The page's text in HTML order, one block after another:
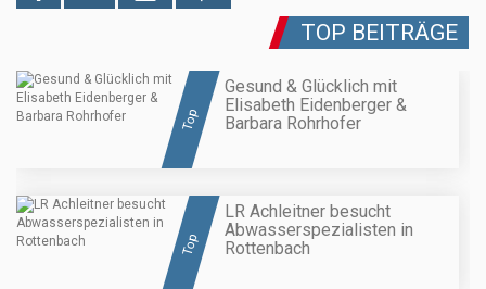
TOP BEITRÄGE
Top
Gesund & Glücklich mit
Elisabeth Eidenberger &
Barbara Rohrhofer
Top
LR Achleitner besucht
Abwasserspezialisten in
Rottenbach